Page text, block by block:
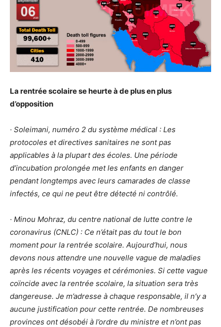
La rentrée scolaire se heurte à de plus en plus
d’opposition
· Soleimani, numéro 2 du système médical : Les
protocoles et directives sanitaires ne sont pas
applicables à la plupart des écoles. Une période
d’incubation prolongée met les enfants en danger
pendant longtemps avec leurs camarades de classe
infectés, ce qui ne peut être détecté ni contrôlé.
· Minou Mohraz, du centre national de lutte contre le
coronavirus (CNLC) : Ce n’était pas du tout le bon
moment pour la rentrée scolaire. Aujourd’hui, nous
devons nous attendre une nouvelle vague de maladies
après les récents voyages et cérémonies. Si cette vague
coïncide avec la rentrée scolaire, la situation sera très
dangereuse. Je m’adresse à chaque responsable, il n’y a
aucune justification pour cette rentrée. De nombreuses
provinces ont désobéi à l’ordre du ministre et n’ont pas